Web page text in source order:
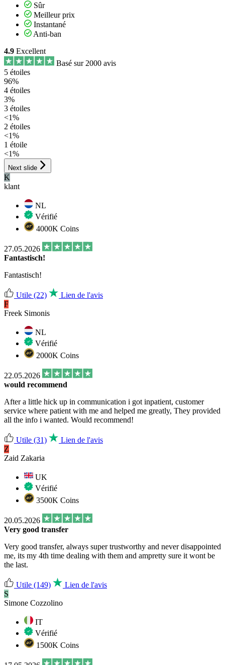
Sûr
Meilleur prix
Instantané
Anti-ban
4.9 Excellent
Basé sur 2000 avis
5 étoiles
96%
4 étoiles
3%
3 étoiles
<1%
2 étoiles
<1%
1 étoile
<1%
Next slide
K
klant
NL
Vérifié
4000K Coins
27.05.2026
Fantastisch!
Fantastisch!
Utile (22)
Lien de l'avis
F
Freek Simonis
NL
Vérifié
2000K Coins
22.05.2026
would recommend
After a little hick up in communication i got inpatient, customer
service where patient with me and helped me greatly, They provided
all the info i wanted. Would recommend!
Utile (31)
Lien de l'avis
Z
Zaid Zakaria
UK
Vérifié
3500K Coins
20.05.2026
Very good transfer
Very good transfer, always super trustworthy and never disappointed
me, its my 4th time dealing with them and ampretty sure it wont be
the last.
Utile (149)
Lien de l'avis
S
Simone Cozzolino
IT
Vérifié
1500K Coins